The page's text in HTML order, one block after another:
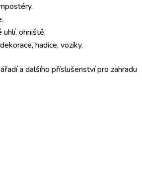
ohniště.
hadice, vozíky.
a dalšího příslušenství pro zahradu